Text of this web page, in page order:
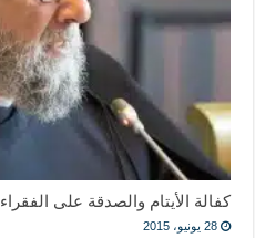
كفالة الأيتام والصدقة على الفقراء
28 يونيو، 2015